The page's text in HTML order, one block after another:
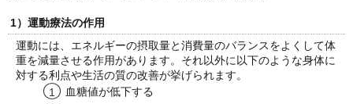
1）運動療法の作用
運動には、エネルギーの摂取量と消費量のバランスをよくして体
重を減量させる作用があります。それ以外に以下のような身体に
対する利点や生活の質の改善が挙げられます。
血糖値が低下する